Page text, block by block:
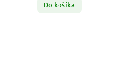
Do košíka